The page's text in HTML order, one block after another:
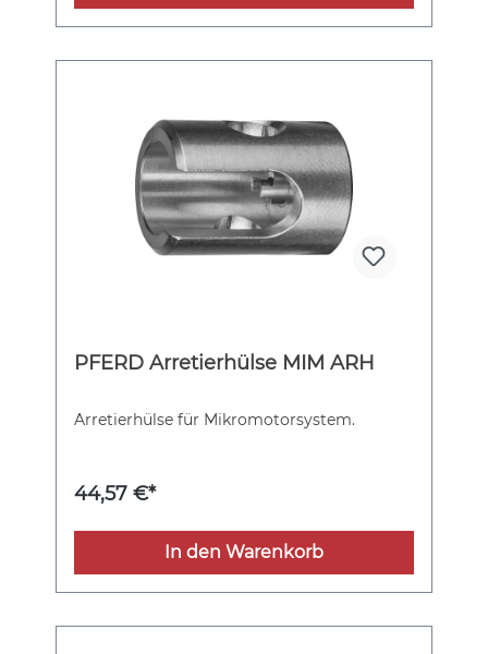
PFERD Arretierhülse MIM ARH
Arretierhülse für Mikromotorsystem.
44,57 €*
In den Warenkorb